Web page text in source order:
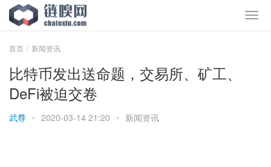
首页 新闻资讯
比特币发出送命题，交易所、矿工、
DeFi被迫交卷
武尊 • 2020-03-14 21:20 • 新闻资讯